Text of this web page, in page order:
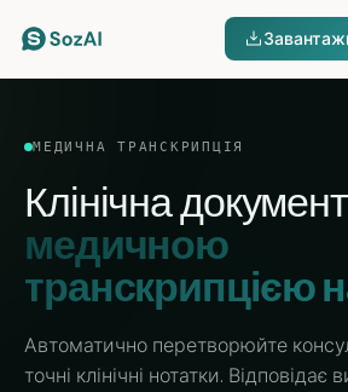
МЕДИЧНА ТРАНСКРИПЦІЯ
Клінічна
медичною
транскрипцією
Автоматично перетворюйте
точні клінічні нотатки. Відповідає